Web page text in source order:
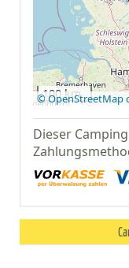
100 km
© OpenStreetMap
Dieser